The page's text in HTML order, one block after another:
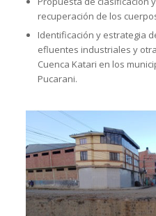
recuperación de los
Identificación y estrategia
efluentes industriales y
Cuenca Katari en los
Pucarani.